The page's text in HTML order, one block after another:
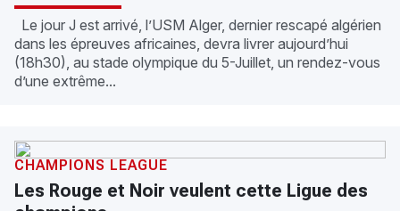
Le jour J est arrivé, l’USM Alger, dernier rescapé algérien
dans les épreuves africaines, devra livrer aujourd’hui
(18h30), au stade olympique du 5-Juillet, un rendez-vous
d’une extrême...
CHAMPIONS LEAGUE
Les Rouge et Noir veulent cette Ligue des